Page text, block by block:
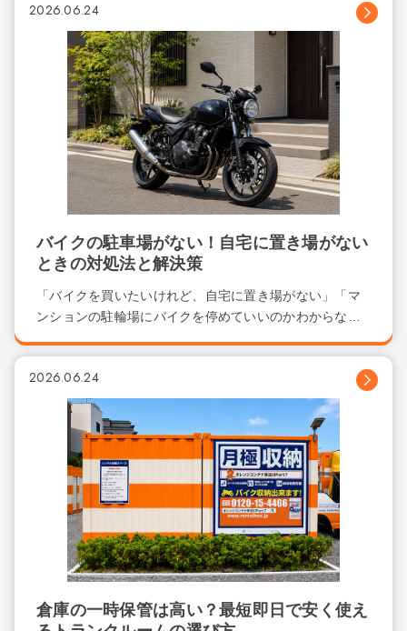
2026.06.24
バイクの駐車場がない！自宅に置き場がない
ときの対処法と解決策
「バイクを買いたいけれど、自宅に置き場がない」「マ
ンションの駐輪場にバイクを停めていいのかわからな
2026.06.24
倉庫の一時保管は高い？最短即日で安く使え